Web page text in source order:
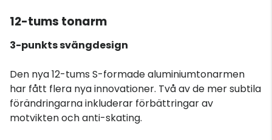
12-tums tonarm
3-punkts svängdesign
Den nya 12-tums S-formade aluminiumtonarmen
har fått flera nya innovationer. Två av de mer subtila
förändringarna inkluderar förbättringar av
motvikten och anti-skating.